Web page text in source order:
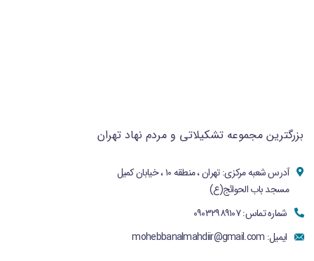
بزرگترین مجموعه تشکیلاتی و مردم نهاد تهران
آدرس شعبه مرکزی: تهران ، منطقه ۱۰ ، خیابان کمیل
مسجد باب الحوائج(ع)
شماره تماس: ۰۹۰۳۲۹۸۹۱۰۷
ایمیل: mohebbanalmahdiir@gmail.com